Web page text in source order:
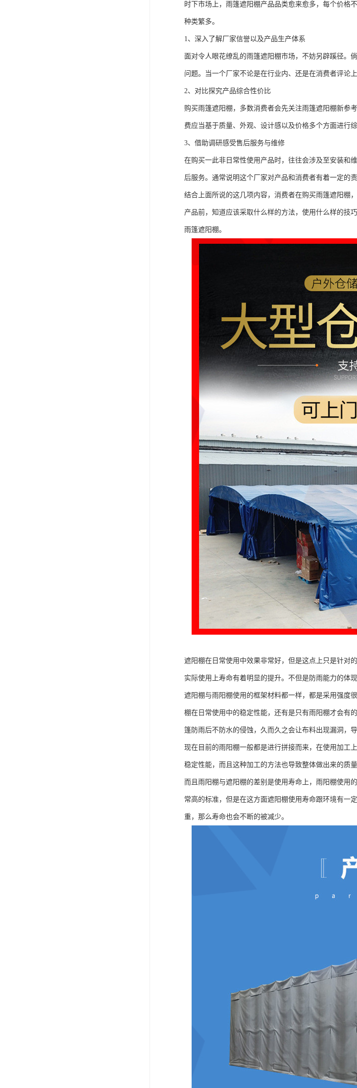
时下市场上，雨篷遮阳棚产品品类愈来愈多，每个价格
种类繁多。
1、深入了解厂家信誉以及产品生产体系
面对令人眼花缭乱的雨篷遮阳棚市场，不妨另辟蹊径。
问题。当一个厂家不论是在行业内、还是在消费者评论
2、对比探究产品综合性价比
购买雨篷遮阳棚，多数消费者会先关注雨篷遮阳棚新参
费应当基于质量、外观、设计感以及价格多个方面进行
3、借助调研感受售后服务与维修
在购买一此非日常性使用产品时，往往会涉及至安装和
后服务。通常说明这个厂家对产品和消费者有着一定的
结合上面所说的这几项内容，消费者在购买雨篷遮阳棚
产品前，知道应该采取什么样的方法，使用什么样的技
雨篷遮阳棚。
遮阳棚在日常使用中效果非常好，但是这点上只是针对
实际使用上寿命有着明显的提升。不但是防雨能力的体
遮阳棚与雨阳棚使用的框架材料都一样，都是采用强度
棚在日常使用中的稳定性能，还有是只有雨阳棚才会有
篷防雨后不防水的侵蚀，久而久之会让布料出现漏洞，
现在目前的雨阳棚一般都是进行拼接而来，在使用加工
稳定性能，而且这种加工的方法也导致整体做出来的质
而且雨阳棚与遮阳棚的差别是使用寿命上，雨阳棚使用
常高的标准，但是在这方面遮阳棚使用寿命跟环境有一
重，那么寿命也会不断的被减少。